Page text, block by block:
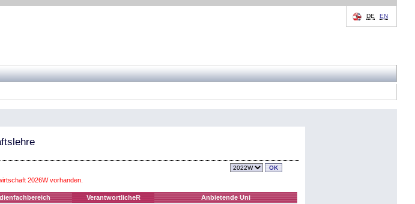
DE EN
2026W vorhanden.
VerantwortlicheR
Anbietende Uni